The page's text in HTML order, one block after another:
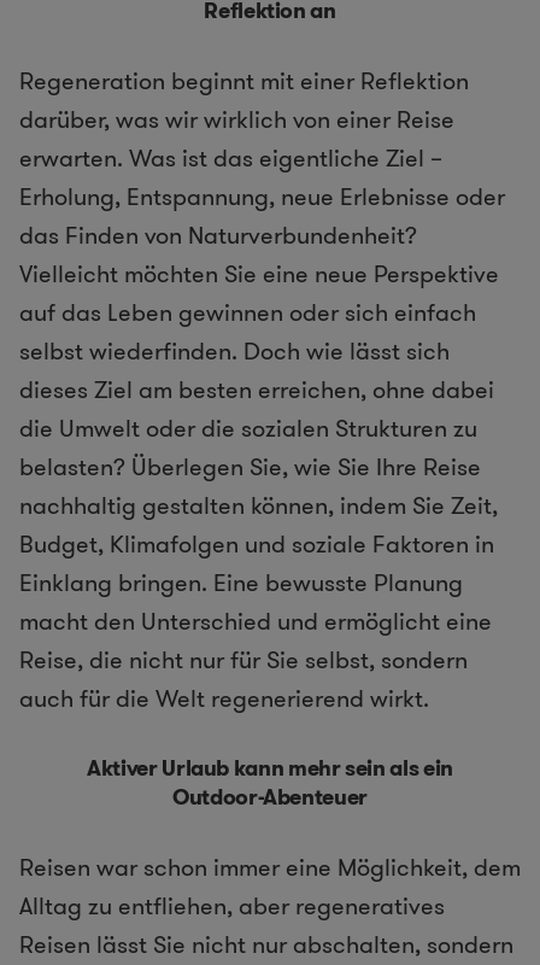
Reflektion an
Regeneration beginnt mit einer Reflektion
darüber, was wir wirklich von einer Reise
erwarten. Was ist das eigentliche Ziel –
Erholung, Entspannung, neue Erlebnisse oder
das Finden von Naturverbundenheit?
Vielleicht möchten Sie eine neue Perspektive
auf das Leben gewinnen oder sich einfach
selbst wiederfinden. Doch wie lässt sich
dieses Ziel am besten erreichen, ohne dabei
die Umwelt oder die sozialen Strukturen zu
belasten? Überlegen Sie, wie Sie Ihre Reise
nachhaltig gestalten können, indem Sie Zeit,
Budget, Klimafolgen und soziale Faktoren in
Einklang bringen. Eine bewusste Planung
macht den Unterschied und ermöglicht eine
Reise, die nicht nur für Sie selbst, sondern
auch für die Welt regenerierend wirkt.
Aktiver Urlaub kann mehr sein als ein
Outdoor-Abenteuer
Reisen war schon immer eine Möglichkeit, dem
Alltag zu entfliehen, aber regeneratives
Reisen lässt Sie nicht nur abschalten, sondern